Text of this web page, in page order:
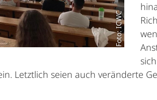
Foto: ICWC
Letztlich seien auch veränderte